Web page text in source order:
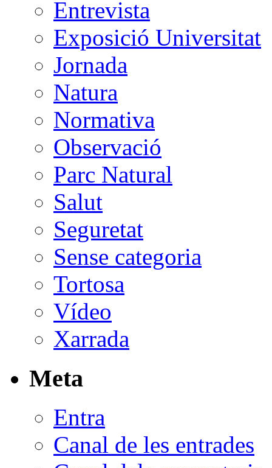
Entrevista
Exposició Universitat
Jornada
Natura
Normativa
Observació
Parc Natural
Salut
Seguretat
Sense categoria
Tortosa
Vídeo
Xarrada
Meta
Entra
Canal de les entrades